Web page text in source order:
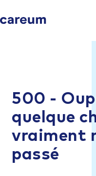
500 -
quelque
vraiment
passé